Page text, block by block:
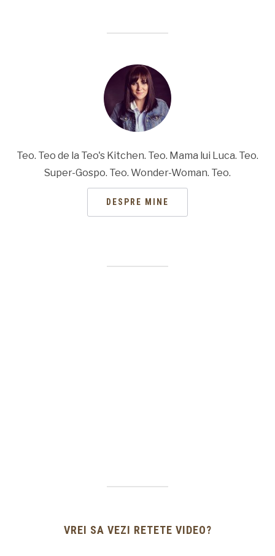
Teo. Teo de la Teo's Kitchen. Teo. Mama lui Luca. Teo.
Super-Gospo. Teo. Wonder-Woman. Teo.
DESPRE MINE
VREI SA VEZI RETETE VIDEO?